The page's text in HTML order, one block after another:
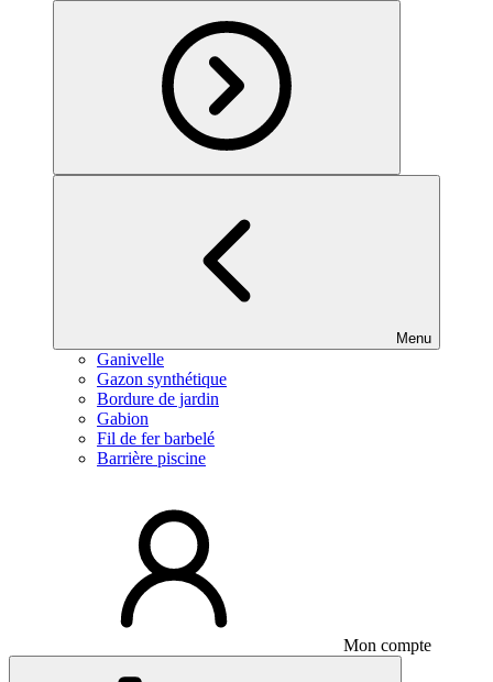
Menu
Ganivelle
Gazon synthétique
Bordure de jardin
Gabion
Fil de fer barbelé
Barrière piscine
Mon compte